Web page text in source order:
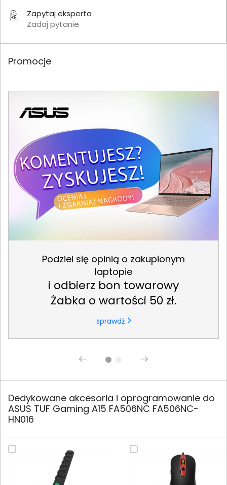
Zapytaj eksperta
Zadaj pytanie
Promocje
Podziel się opinią o zakupionym
laptopie
i odbierz bon towarowy
Żabka o wartości 50 zł.
sprawdź
Dedykowane akcesoria i oprogramowanie do
ASUS TUF Gaming A15 FA506NC FA506NC-
HN016